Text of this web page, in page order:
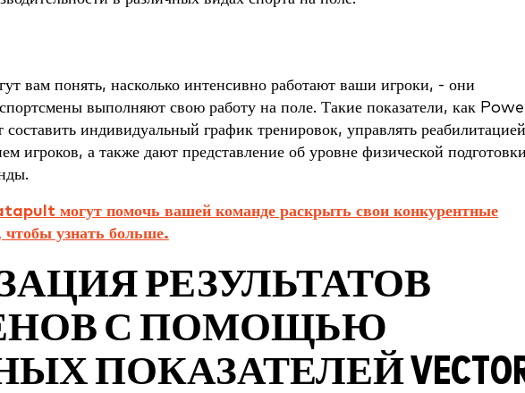
вам понять, насколько интенсивно работают ваши игроки, - они
выполняют свою работу на поле. Такие показатели, как
индивидуальный график тренировок, управлять реабилитацией
игроков, а также дают представление об уровне физической
могут помочь вашей команде раскрыть свои конкурентные
узнать больше.
РЕЗУЛЬТАТОВ
С ПОМОЩЬЮ
ПОКАЗАТЕЛЕЙ